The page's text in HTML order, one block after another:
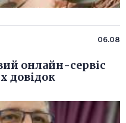
06.08
онлайн-сервіс
довідок